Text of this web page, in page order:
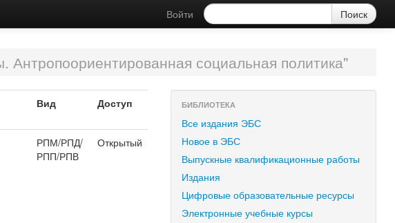
Войти
Антропоориентированная социальная политика"
Вид Доступ
РПМ/РПД/
РПП/РПВ
Открытый
БИБЛИОТЕКА
Все издания ЭБС
Новое в ЭБС
Выпускные квалификационные работы
Издания
Цифровые образовательные ресурсы
Электронные учебные курсы